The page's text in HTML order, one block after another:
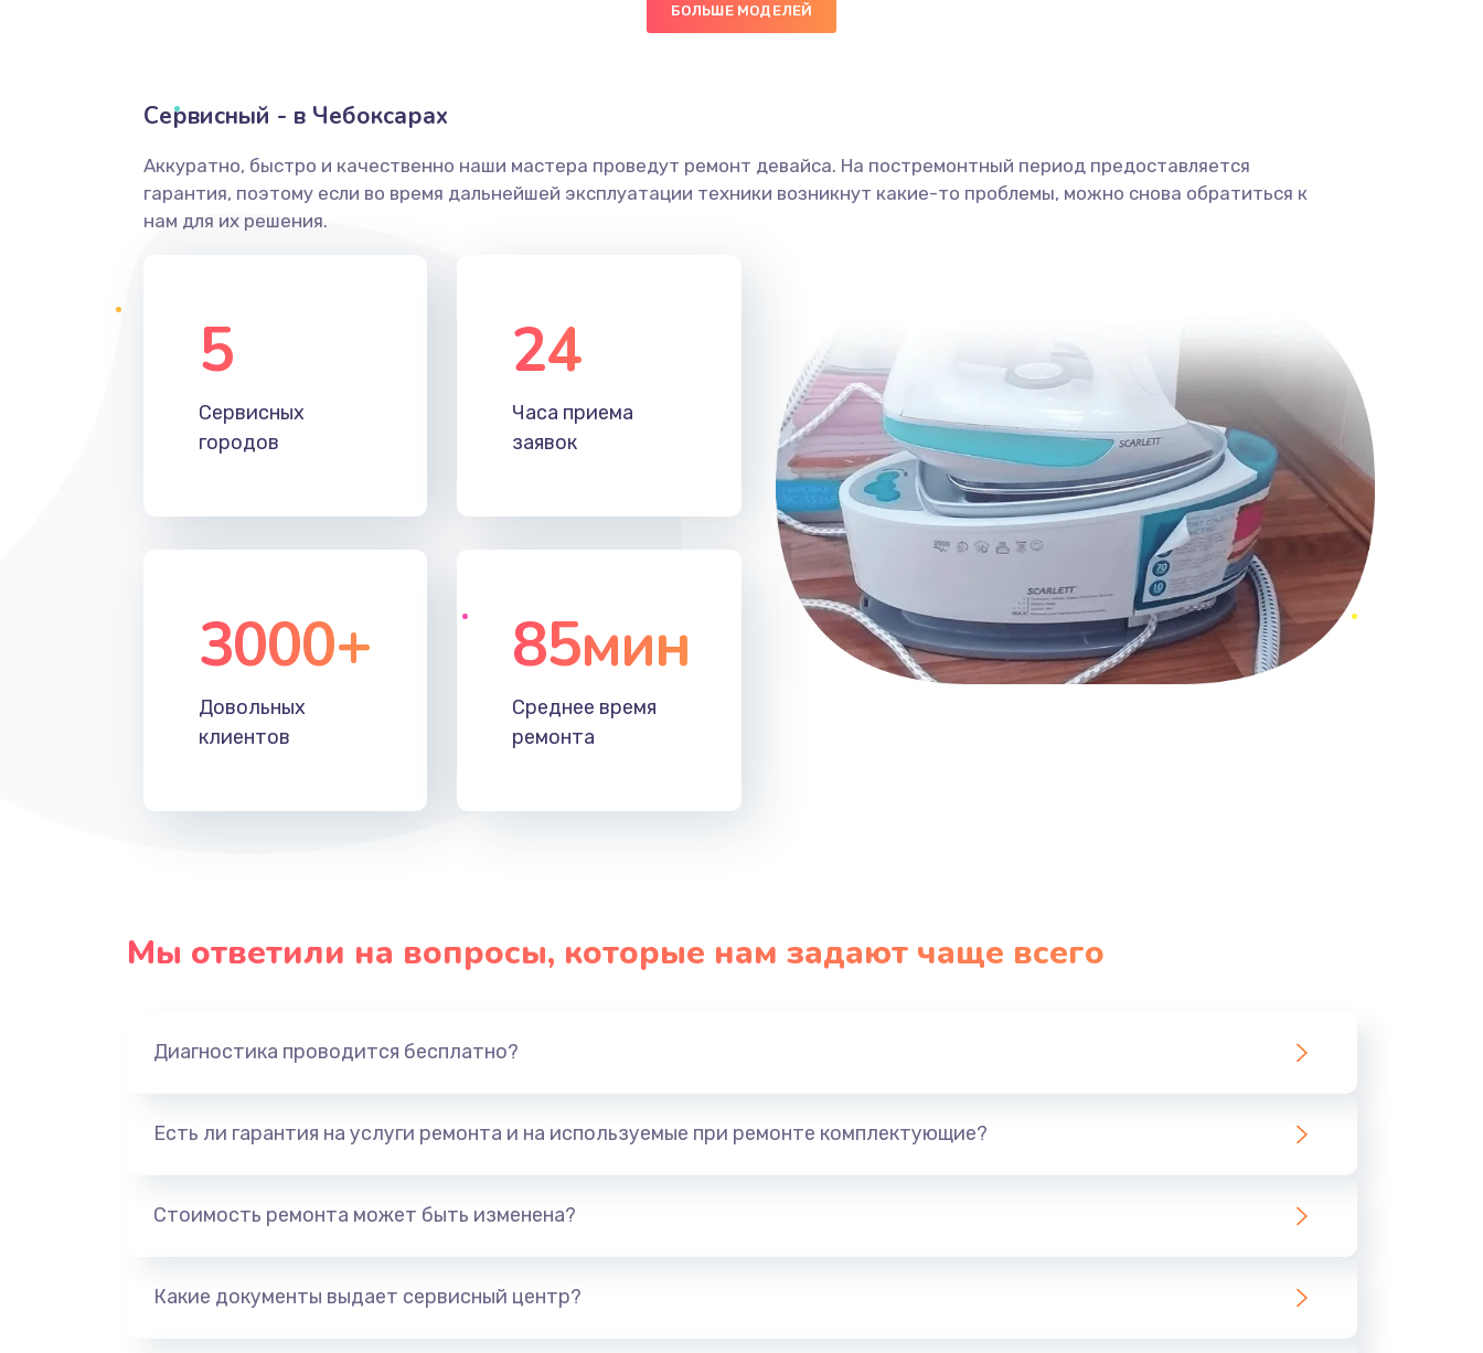
БОЛЬШЕ МОДЕЛЕЙ
Сервисный - в Чебоксарах
Аккуратно, быстро и качественно наши мастера проведут ремонт девайса. На постремонтный период предоставляется
гарантия, поэтому если во время дальнейшей эксплуатации техники возникнут какие-то проблемы, можно снова обратиться к
нам для их решения.
5
Сервисных
городов
24
Часа приема
заявок
3000+
Довольных
клиентов
85мин
Среднее время
ремонта
Мы ответили на вопросы, которые нам задают чаще всего
Диагностика проводится бесплатно?
Есть ли гарантия на услуги ремонта и на используемые при ремонте комплектующие?
Стоимость ремонта может быть изменена?
Какие документы выдает сервисный центр?